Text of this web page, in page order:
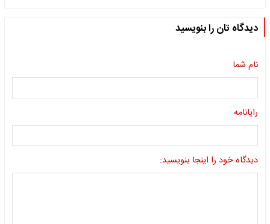
دیدگاه تان را بنویسید
نام شما
رایانامه
دیدگاه خود را اینجا بنویسید: